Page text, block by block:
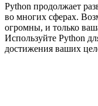
Python продолжает
во многих сферах.
огромны, и только
Используйте Python
достижения ваших